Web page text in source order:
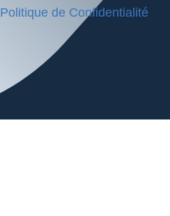
Politique de Confidentialité